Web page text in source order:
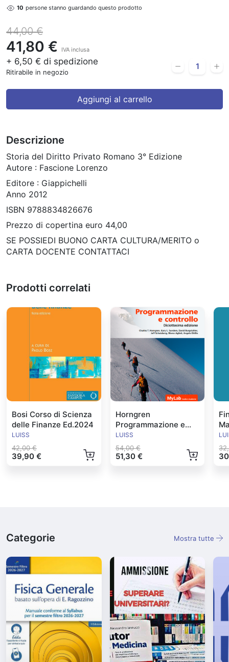
10 persone stanno guardando questo prodotto
44,00 €
41,80 € IVA inclusa
+ 6,50 € di spedizione
Ritirabile in negozio
Aggiungi al carrello
Descrizione
Storia del Diritto Privato Romano 3° Edizione
Autore : Fascione Lorenzo
Editore : Giappichelli
Anno 2012
ISBN 9788834826676
Prezzo di copertina euro 44,00
SE POSSIEDI BUONO CARTA CULTURA/MERITO o
CARTA DOCENTE CONTATTACI
Prodotti correlati
Bosi Corso di Scienza
delle Finanze Ed.2024
LUISS
42,00 €
39,90 €
Horngren
Programmazione e
Controllo Ed.2024
LUISS
54,00 €
51,30 €
Categorie Mostra tutte